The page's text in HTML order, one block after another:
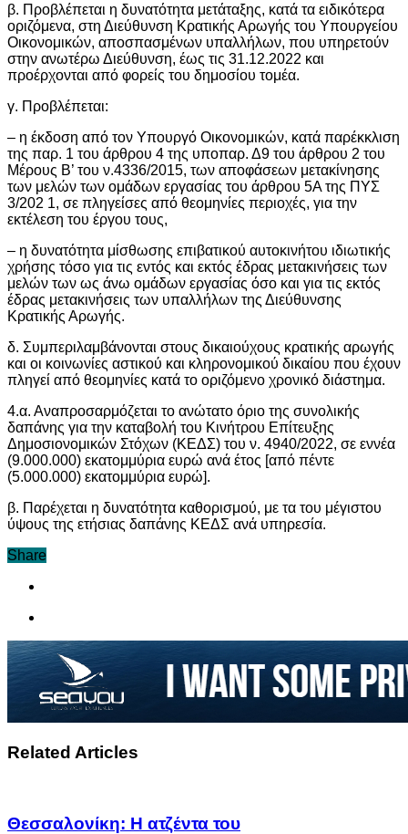
β. Προβλέπεται η δυνατότητα μετάταξης, κατά τα ειδικότερα
οριζόμενα, στη Διεύθυνση Κρατικής Αρωγής του Υπουργείου
Οικονομικών, αποσπασμένων υπαλλήλων, που υπηρετούν
στην ανωτέρω Διεύθυνση, έως τις 31.12.2022 και
προέρχονται από φορείς του δημοσίου τομέα.
γ. Προβλέπεται:
– η έκδοση από τον Υπουργό Οικονομικών, κατά παρέκκλιση
της παρ. 1 του άρθρου 4 της υποπαρ. Δ9 του άρθρου 2 του
Μέρους Β’ του ν.4336/2015, των αποφάσεων μετακίνησης
των μελών των ομάδων εργασίας του άρθρου 5Α της ΠΥΣ
3/202 1, σε πληγείσες από θεομηνίες περιοχές, για την
εκτέλεση του έργου τους,
– η δυνατότητα μίσθωσης επιβατικού αυτοκινήτου ιδιωτικής
χρήσης τόσο για τις εντός και εκτός έδρας μετακινήσεις των
μελών των ως άνω ομάδων εργασίας όσο και για τις εκτός
έδρας μετακινήσεις των υπαλλήλων της Διεύθυνσης
Κρατικής Αρωγής.
δ. Συμπεριλαμβάνονται στους δικαιούχους κρατικής αρωγής
και οι κοινωνίες αστικού και κληρονομικού δικαίου που έχουν
πληγεί από θεομηνίες κατά το οριζόμενο χρονικό διάστημα.
4.α. Αναπροσαρμόζεται το ανώτατο όριο της συνολικής
δαπάνης για την καταβολή του Κινήτρου Επίτευξης
Δημοσιονομικών Στόχων (ΚΕΔΣ) του ν. 4940/2022, σε εννέα
(9.000.000) εκατομμύρια ευρώ ανά έτος [από πέντε
(5.000.000) εκατομμύρια ευρώ].
β. Παρέχεται η δυνατότητα καθορισμού, με τα του μέγιστου
ύψους της ετήσιας δαπάνης ΚΕΔΣ ανά υπηρεσία.
Share
Related Articles
Θεσσαλονίκη: Η ατζέντα του